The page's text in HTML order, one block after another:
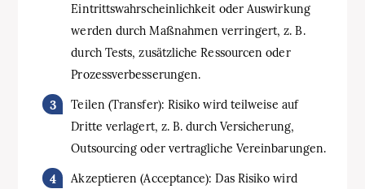
Eintrittswahrscheinlichkeit oder Auswirkung
werden durch Maßnahmen verringert, z. B.
durch Tests, zusätzliche Ressourcen oder
Prozessverbesserungen.
Teilen (Transfer): Risiko wird teilweise auf
Dritte verlagert, z. B. durch Versicherung,
Outsourcing oder vertragliche Vereinbarungen.
Akzeptieren (Acceptance): Das Risiko wird